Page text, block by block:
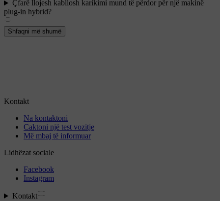
Çfarë llojesh kabllosh karikimi mund të përdor për një makinë
plug-in hybrid?
Shfaqni më shumë